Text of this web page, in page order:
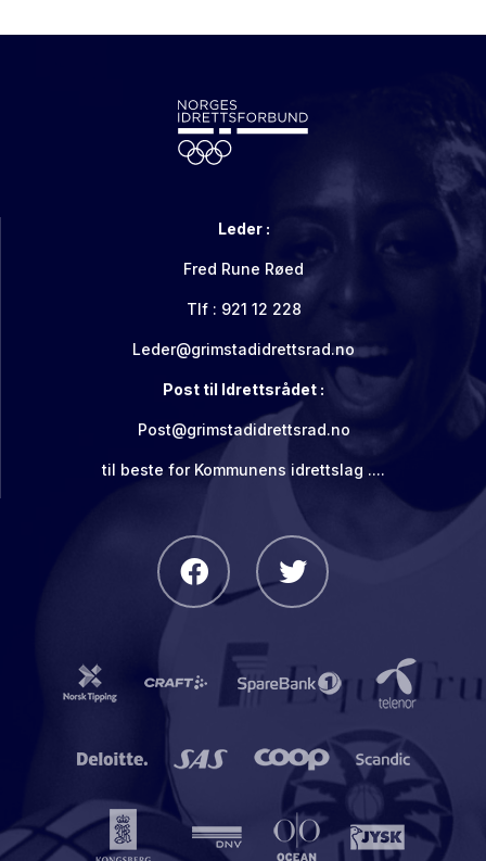
Leder :
Fred Rune Røed
Tlf : 921 12 228
Leder@grimstadidrettsrad.no
Post til Idrettsrådet :
Post@grimstadidrettsrad.no
til beste for Kommunens idrettslag ....